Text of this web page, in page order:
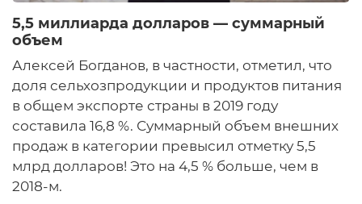
5,5 миллиарда долларов — суммарный
объем
Алексей Богданов, в частности, отметил, что
доля сельхозпродукции и продуктов питания
в общем экспорте страны в 2019 году
составила 16,8 %. Суммарный объем внешних
продаж в категории превысил отметку 5,5
млрд долларов! Это на 4,5 % больше, чем в
2018-м.